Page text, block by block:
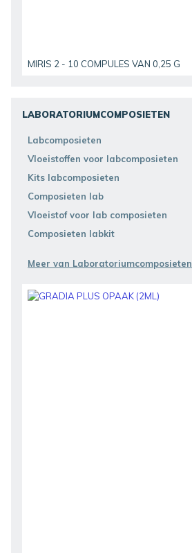
MIRIS 2 - 10 COMPULES VAN 0,25 G
LABORATORIUMCOMPOSIETEN
Labcomposieten
Vloeistoffen voor labcomposieten
Kits labcomposieten
Composieten lab
Vloeistof voor lab composieten
Composieten labkit
Meer van Laboratoriumcomposieten